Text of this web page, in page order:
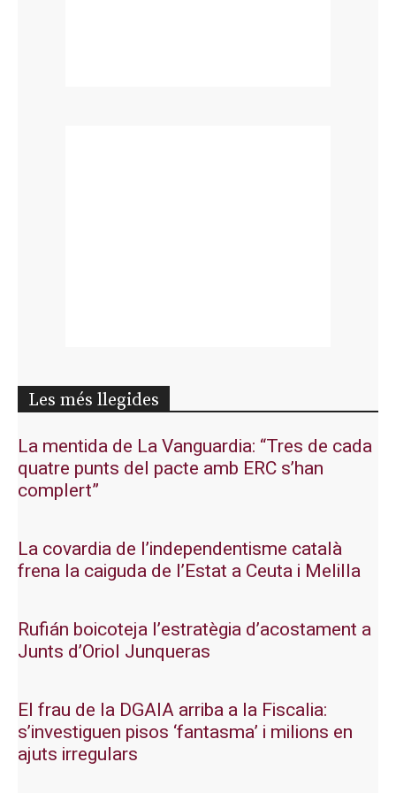
Les més llegides
La mentida de La Vanguardia: “Tres de cada
quatre punts del pacte amb ERC s’han
complert”
La covardia de l’independentisme català
frena la caiguda de l’Estat a Ceuta i Melilla
Rufián boicoteja l’estratègia d’acostament a
Junts d’Oriol Junqueras
El frau de la DGAIA arriba a la Fiscalia:
s’investiguen pisos ‘fantasma’ i milions en
ajuts irregulars